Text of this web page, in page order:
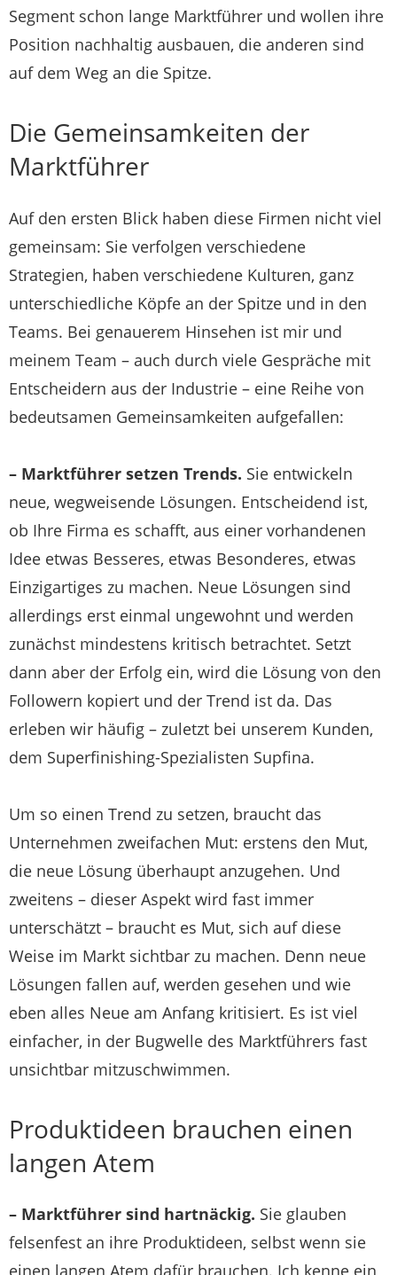
Segment schon lange Marktführer und wollen ihre
Position nachhaltig ausbauen, die anderen sind
auf dem Weg an die Spitze.
Die Gemeinsamkeiten der
Marktführer
Auf den ersten Blick haben diese Firmen nicht viel
gemeinsam: Sie verfolgen verschiedene
Strategien, haben verschiedene Kulturen, ganz
unterschiedliche Köpfe an der Spitze und in den
Teams. Bei genauerem Hinsehen ist mir und
meinem Team – auch durch viele Gespräche mit
Entscheidern aus der Industrie – eine Reihe von
bedeutsamen Gemeinsamkeiten aufgefallen:
– Marktführer setzen Trends. Sie entwickeln
neue, wegweisende Lösungen. Entscheidend ist,
ob Ihre Firma es schafft, aus einer vorhandenen
Idee etwas Besseres, etwas Besonderes, etwas
Einzigartiges zu machen. Neue Lösungen sind
allerdings erst einmal ungewohnt und werden
zunächst mindestens kritisch betrachtet. Setzt
dann aber der Erfolg ein, wird die Lösung von den
Followern kopiert und der Trend ist da. Das
erleben wir häufig – zuletzt bei unserem Kunden,
dem Superfinishing-Spezialisten Supfina.
Um so einen Trend zu setzen, braucht das
Unternehmen zweifachen Mut: erstens den Mut,
die neue Lösung überhaupt anzugehen. Und
zweitens – dieser Aspekt wird fast immer
unterschätzt – braucht es Mut, sich auf diese
Weise im Markt sichtbar zu machen. Denn neue
Lösungen fallen auf, werden gesehen und wie
eben alles Neue am Anfang kritisiert. Es ist viel
einfacher, in der Bugwelle des Marktführers fast
unsichtbar mitzuschwimmen.
Produktideen brauchen einen
langen Atem
– Marktführer sind hartnäckig. Sie glauben
felsenfest an ihre Produktideen, selbst wenn sie
einen langen Atem dafür brauchen. Ich kenne ein